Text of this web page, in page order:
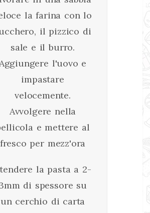
la farina con lo
il pizzico di
sale e il burro.
l'uovo e
impastare
velocemente.
Avvolgere nella
e mettere al
fresco per mezz'ora
la pasta a 2-
di spessore su
un cerchio di carta